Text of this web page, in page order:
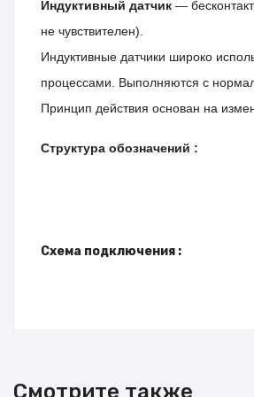
Индуктивный датчик —
не чувствителен).
Индуктивные датчики широко
процессами. Выполняются с
Принцип действия основан на
Структура обозначений :
Схема подключения :
Смотрите также